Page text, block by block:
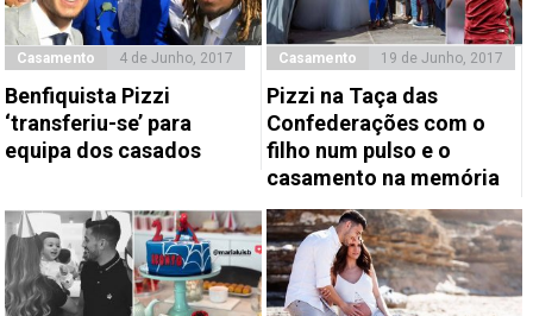
Casamento 4 de Junho, 2017
Benfiquista Pizzi
‘transferiu-se’ para
equipa dos casados
Casamento 19 de Junho, 2017
Pizzi na Taça das
Confederações com o
filho num pulso e o
casamento na memória